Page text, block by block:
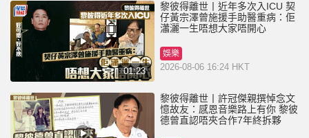
01:23
黎彼得離世丨近年多次入ICU 契
仔黃宗澤曾施援手助醫重病：佢
瀟灑一生唔想大家唔開心
娛樂
2026-08-06 16:24 HKT
黎彼得離世丨許冠傑親撰悼念文
憶故友：感恩音樂路上有你 黎彼
德曾直認唔夾合作7年終拆夥